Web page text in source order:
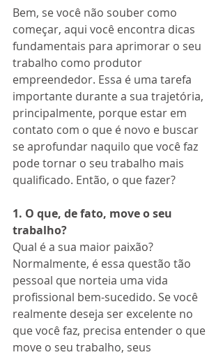
Bem, se você não souber como
começar, aqui você encontra dicas
fundamentais para aprimorar o seu
trabalho como produtor
empreendedor. Essa é uma tarefa
importante durante a sua trajetória,
principalmente, porque estar em
contato com o que é novo e buscar
se aprofundar naquilo que você faz
pode tornar o seu trabalho mais
qualificado. Então, o que fazer?
1. O que, de fato, move o seu
trabalho?
Qual é a sua maior paixão?
Normalmente, é essa questão tão
pessoal que norteia uma vida
profissional bem-sucedido. Se você
realmente deseja ser excelente no
que você faz, precisa entender o que
move o seu trabalho, seus